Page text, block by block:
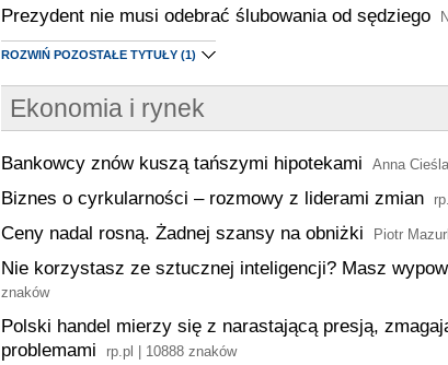
Prezydent nie musi odebrać ślubowania od sędziego
ROZWIŃ POZOSTAŁE TYTUŁY (1)
Ekonomia i rynek
Bankowcy znów kuszą tańszymi hipotekami Anna
Biznes o cyrkularności – rozmowy z liderami zmian
Ceny nadal rosną. Żadnej szansy na obniżki Piotr
Nie korzystasz ze sztucznej inteligencji? Masz
znaków
Polski handel mierzy się z narastającą presją,
problemami
rp.pl | 10888 znaków